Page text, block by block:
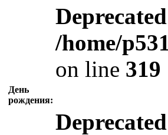
День
рождения:
Deprecated
/home/
on line 319
Deprecated